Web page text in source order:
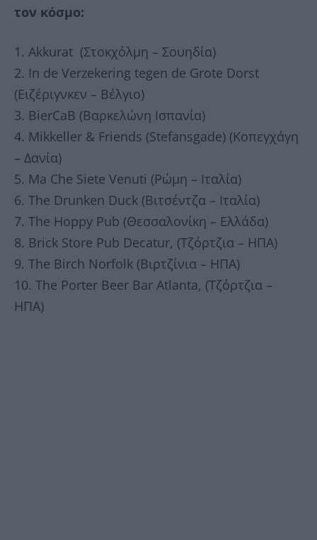
τον κόσμο:
1. Akkurat (Στοκχόλμη – Σουηδία)
2. In de Verzekering tegen de Grote Dorst
(Ειζέριγνκεν – Βέλγιο)
3. BierCaB (Βαρκελώνη Ισπανία)
4. Mikkeller & Friends (Stefansgade) (Κοπεγχάγη
– Δανία)
5. Ma Che Siete Venuti (Ρώμη – Ιταλία)
6. The Drunken Duck (Βιτσέντζα – Ιταλία)
7. The Hoppy Pub (Θεσσαλονίκη – Ελλάδα)
8. Brick Store Pub Decatur, (Τζόρτζια – ΗΠΑ)
9. The Birch Norfolk (Βιρτζίνια – ΗΠΑ)
10. The Porter Beer Bar Atlanta, (Τζόρτζια –
ΗΠΑ)